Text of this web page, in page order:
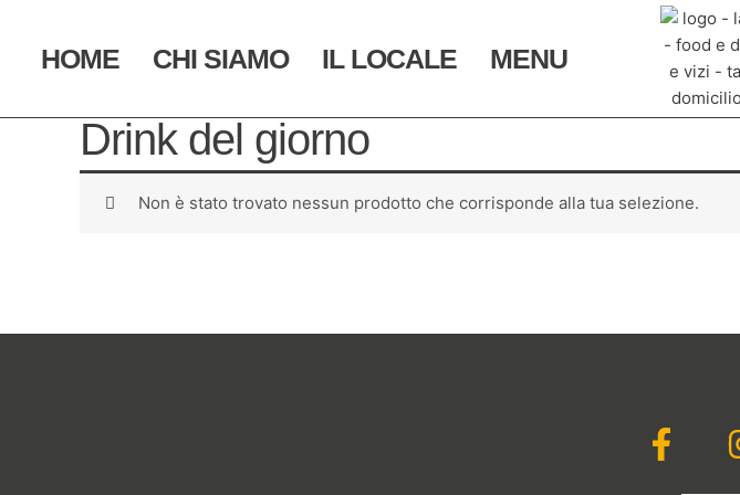
contenutoHOME CHI SIAMO IL LOCALE MENU
Drink del giorno
Non è stato trovato nessun prodotto che corrisponde alla tua selezione.
F
a